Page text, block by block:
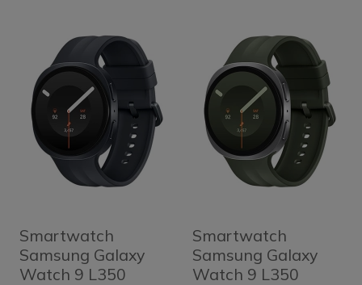
Smartwatch
Samsung Galaxy
Watch 9 L350
Smartwatch
Samsung Galaxy
Watch 9 L350